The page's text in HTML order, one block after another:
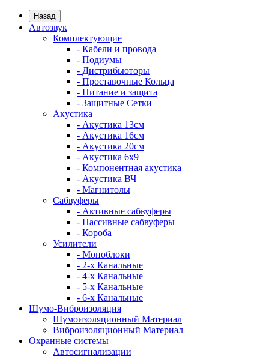
Назад
Автозвук
Комплектующие
- Кабели и провода
- Подиумы
- Дистрибьюторы
- Проставочные Кольца
- Питание и защита
- Защитные Сетки
Акустика
- Акустика 13см
- Акустика 16см
- Акустика 20см
- Акустика 6x9
- Компонентная акустика
- Акустика ВЧ
- Магнитолы
Сабвуферы
- Активные сабвуферы
- Пассивные сабвуферы
- Короба
Усилители
- Моноблоки
- 2-х Канальные
- 4-х Канальные
- 5-х Канальные
- 6-х Канальные
Шумо-Виброизоляция
Шумоизоляционный Материал
Виброизоляционный Материал
Охранные системы
Автосигнализации